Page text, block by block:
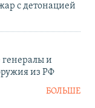
с детонацией
и
из РФ
БОЛЬШЕ